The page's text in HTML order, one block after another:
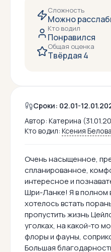
Сложность
Можно
Кто водил
Понравился
Общая оценка
Твёрдая 4
Сроки: 02.01-
Автор: Катерина
Кто водил: Ксения Белова
Очень насыщенное,
спланированное,
интересное и
Шри-Ланке! Я в полном
хотелось встать
пропустить жизнь
уголках, на какой-то
флоры и фауны,
Большая